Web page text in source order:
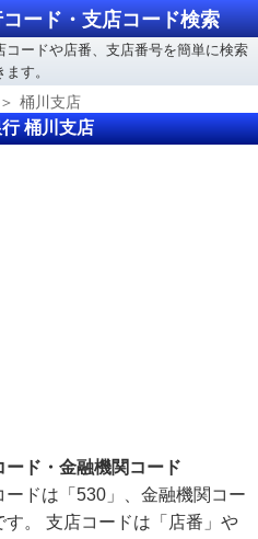
ード・支店コード検索
ードや店番、支店番号を簡単に検索
ます。
桶川支店
桶川支店
ド・金融機関コード
ドは「530」、金融機関コー
す。 支店コードは「店番」や